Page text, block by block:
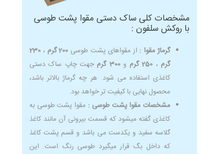
مشخصات کلی ساک دستی مقوا پشت طوسی
با روکش سلفون :
گرماژ مقوا : از مقواهای پشت طوسی 200 گرم ، 230
گرم ، 250 گرم و300 گرم
جهت چاپ ساک دستی
کاغذی استفاده می شود. هر چه گرماژ بالاتر باشد،
محصول نهایی با کیفیت تر خواهد بود.
مشخصات مقوا پشت طوسی :مقوا پشت طوسی به
کاغذی گفته میشود که قسمت بیرونی آن مانند کاغذ
گلاسه سفید و یکدست می باشد و قسم پشت کاغذ
که داخل بگ قرار میگیرد طوسی رنگ است. این